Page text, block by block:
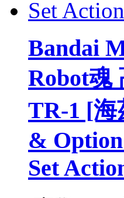
Bandai
Robot魂
TR-1 [海
&
Set